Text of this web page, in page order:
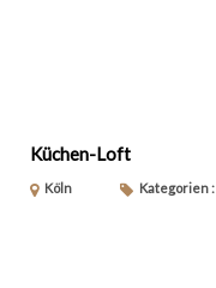
Küchen-Loft
Köln Kategorien :